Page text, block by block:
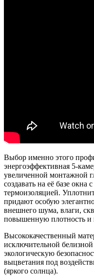
Выбор именно этого
энергоэффективная 5-
увеличенной монтажной
создавать на её базе
термоизоляцией.
придают особую
внешнего шума, влаги,
повышенную плотность и
Высококачественный
исключительной
экологическую
выцветания под
(яркого солнца).